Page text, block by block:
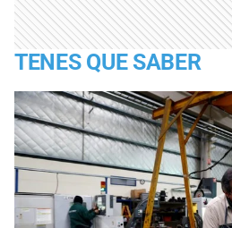
TENES QUE SABER